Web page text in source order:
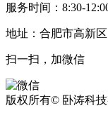
服务时间：8:30-
地址：合肥市高新
扫一扫，加微信
版权所有© 卧涛科技